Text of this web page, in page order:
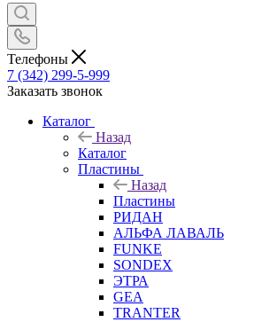
Телефоны
7 (342) 299-5-999
Заказать звонок
Каталог
Назад
Каталог
Пластины
Назад
Пластины
РИДАН
АЛЬФА ЛАВАЛЬ
FUNKE
SONDEX
ЭТРА
GEA
TRANTER